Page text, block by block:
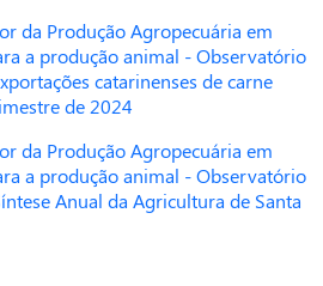
da Produção Agropecuária em
a produção animal - Observatório
catarinenses de carne
de 2024
da Produção Agropecuária em
a produção animal - Observatório
Anual da Agricultura de Santa